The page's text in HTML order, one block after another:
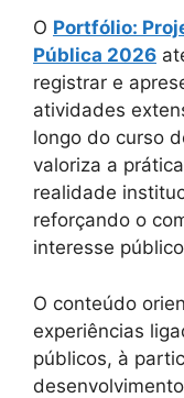
O Portfólio:
Pública 2026
registrar e
atividades
longo do curso
valoriza a
realidade
reforçando o
interesse
O conteúdo
experiências
públicos, à